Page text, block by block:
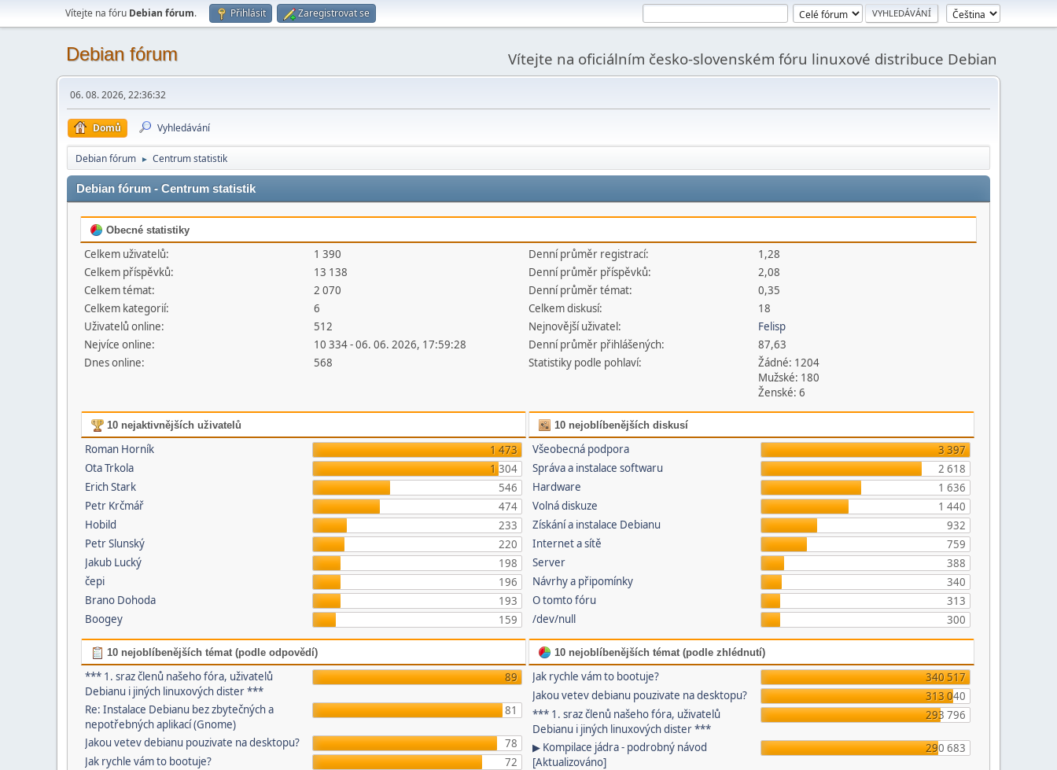
Vítejte na fóru Debian fórum. Přihlásit Zaregistrovat se
Debian fórum Vítejte na oficiálním česko-slovenském fóru linuxové distribuce Debian
06. 08. 2026, 22:36:32
Domů Vyhledávání
Debian fórum ► Centrum statistik
Debian fórum - Centrum statistik
Obecné statistiky
Celkem uživatelů:
1 390
Celkem příspěvků:
13 138
Celkem témat:
2 070
Celkem kategorií:
6
Uživatelů online:
512
Nejvíce online:
10 334 - 06. 06. 2026, 17:59:28
Dnes online:
568
Denní průměr registrací:
1,28
Denní průměr příspěvků:
2,08
Denní průměr témat:
0,35
Celkem diskusí:
18
Nejnovější uživatel:
Felisp
Denní průměr přihlášených:
87,63
Statistiky podle pohlaví:
Žádné: 1204
Mužské: 180
Ženské: 6
10 nejaktivnějších uživatelů
Roman Horník
1 473
Ota Trkola
1 304
Erich Stark
546
Petr Krčmář
474
Hobild
233
Petr Slunský
220
Jakub Lucký
198
čepi
196
Brano Dohoda
193
Boogey
159
10 nejoblíbenějších diskusí
Všeobecná podpora
3 397
Správa a instalace softwaru
2 618
Hardware
1 636
Volná diskuze
1 440
Získání a instalace Debianu
932
Internet a sítě
759
Server
388
Návrhy a připomínky
340
O tomto fóru
313
/dev/null
300
10 nejoblíbenějších témat (podle odpovědí)
*** 1. sraz členů našeho fóra, uživatelů
Debianu i jiných linuxových dister ***
89
Re: Instalace Debianu bez zbytečných a
nepotřebných aplikací (Gnome)
81
Jakou vetev debianu pouzivate na desktopu?
78
Jak rychle vám to bootuje?
72
10 nejoblíbenějších témat (podle zhlédnutí)
Jak rychle vám to bootuje?
340 517
Jakou vetev debianu pouzivate na desktopu?
313 040
*** 1. sraz členů našeho fóra, uživatelů
Debianu i jiných linuxových dister ***
293 796
▶ Kompilace jádra - podrobný návod
[Aktualizováno]
290 683